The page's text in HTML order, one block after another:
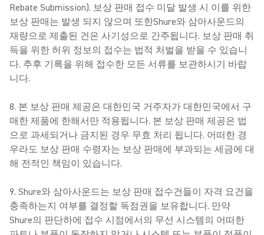
Rebate Submission). 보상 판매 접수 미달 발생 시 이를 위한
보상 판매는 발생 되지 않으며 또한Shure와 삼아사운드의
재량으로 제출된 건은 사기성으로 간주됩니다. 보상 판매 취
득을 위한 허위 정보의 접수는 법적 처벌을 받을 수 있습니
다. 추후 기록을 위해 접수한 모든 서류를 보관하시기 바랍
니다.
8. 본 보상 판매 제공은 대한민국 거주자가 대한민국에서 구
매한 제품에 한해서만 적용됩니다. 본 보상 판매 제공은 법
으로 과세되거나 금지된 경우 무효 처리 됩니다. 어떠한 경
우라도 보상 판매 수령자는 보상 판매에 부과되는 세금에 대
해 전적인 책임이 있습니다.
9. Shure와 삼아사운드는 보상 판매 접수건들이 자격 요건을
충족하는지 여부를 결정할 독점권을 보유합니다. 만약
Shure의 판단하에 접수 시점에서의 무선 시스템의 어떠한